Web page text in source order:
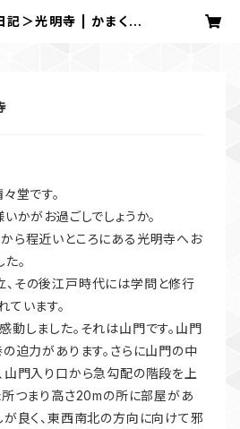
記＞光明寺 | かまくら
堂です。
かがお過ごしでしょうか。
ら程近いところにある光明寺へお
。
その後江戸時代には学問と修行
ています。
動しました。それは山門です。山門
迫力があります。さらに山門の中
山門入り口から急勾配の階段を上
所つまり高さ20mの所に部屋があ
が良く、東西南北の方向に向けて邪